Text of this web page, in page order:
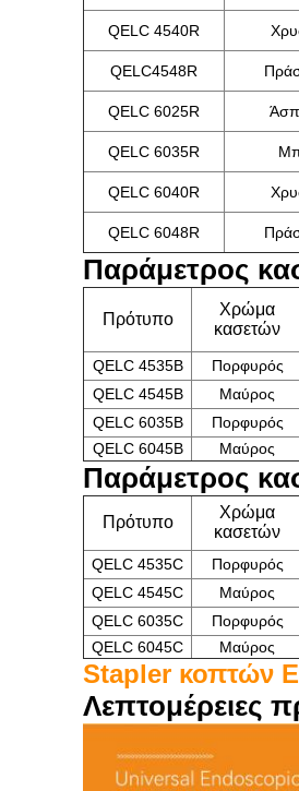
QELC 4540R
QELC4548R
QELC 6025R
QELC 6035R
QELC 6040R
QELC 6048R
Παράμετρος
Πρότυπο
Χρώμα
κασετών
QELC 4535B Πορφυρός
QELC 4545B
Μαύρος
QELC 6035B
Πορφυρός
QELC 6045B
Μαύρος
Παράμετρος
Πρότυπο
Χρώμα
κασετών
QELC 4535C Πορφυρός
QELC 4545C
Μαύρος
QELC 6035C
Πορφυρός
QELC 6045C
Μαύρος
Stapler κοπτών
Λεπτομέρειες